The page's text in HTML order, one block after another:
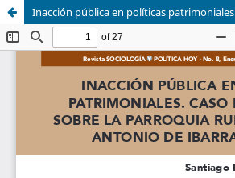
Inacción pública en políticas patrimoniales